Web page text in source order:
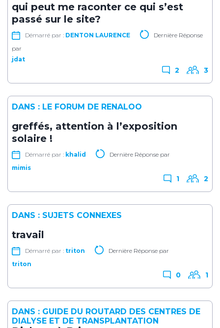
qui peut me raconter ce qui s’est
passé sur le site?
Démarré par : DENTON LAURENCE
Dernière Réponse
par
jdat
3
2
greffés, attention à l’exposition
solaire !
Démarré par : khalid
Dernière Réponse par
mimis
DANS : LE FORUM DE RENALOO
2
1
travail
Démarré par : triton
Dernière Réponse par
triton
DANS : SUJETS CONNEXES
1
0
DANS : GUIDE DU ROUTARD DES CENTRES DE
DIALYSE ET DE TRANSPLANTATION